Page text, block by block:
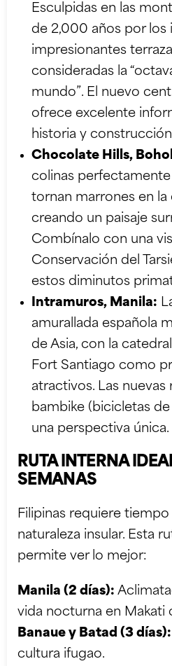
Esculpidas en las
de 2,000 años por los
impresionantes
consideradas la
mundo”. El nuevo
ofrece excelente
historia y
Chocolate Hills,
colinas
tornan marrones en la
creando un paisaje
Combínalo con una
Conservación del
estos diminutos
Intramuros, Manila:
amurallada española
de Asia, con la
Fort Santiago como
atractivos. Las nuevas
bambike (bicicletas
una perspectiva única.
RUTA INTERNA
SEMANAS
Filipinas requiere
naturaleza insular. Esta
permite ver lo mejor:
Manila (2 días):
vida nocturna en Makati
Banaue y Batad (3 días):
cultura ifugao.